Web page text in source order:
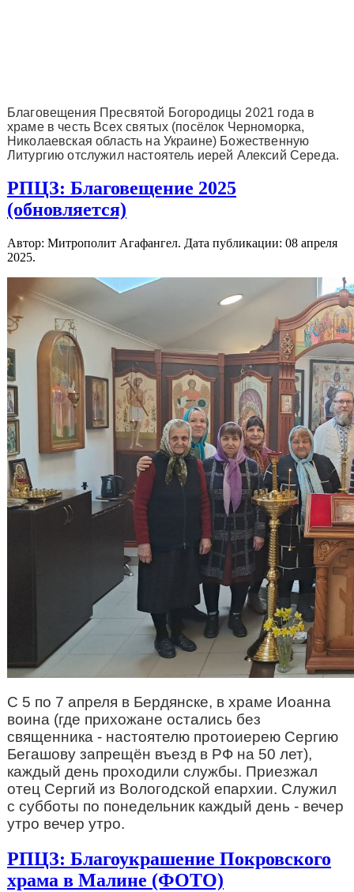
Благовещения Пресвятой Богородицы 2021 года в
храме в честь Всех святых (посёлок Черноморка,
Николаевская область на Украине) Божественную
Литургию отслужил настоятель иерей Алексий Середа.
РПЦЗ: Благовещение 2025
(обновляется)
Автор: Митрополит Агафангел. Дата публикации: 08 апреля
2025.
С 5 по 7 апреля в Бердянске, в храме Иоанна
воина (где прихожане остались без
священника - настоятелю протоиерею Сергию
Бегашову запрещён въезд в РФ на 50 лет),
каждый день проходили службы. Приезжал
отец Сергий из Вологодской епархии. Служил
с субботы по понедельник каждый день - вечер
утро вечер утро.
РПЦЗ: Благоукрашение Покровского
храма в Малине (ФОТО)